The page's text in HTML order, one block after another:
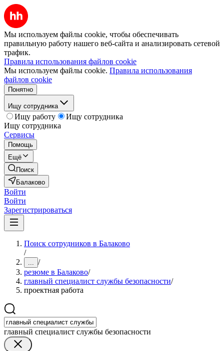
Мы используем файлы cookie, чтобы обеспечивать
правильную работу нашего веб-сайта и анализировать сетевой
трафик.
Правила использования файлов cookie
Мы используем файлы cookie. Правила использования
файлов cookie
Понятно
Ищу сотрудника
Ищу работу
Ищу сотрудника
Ищу сотрудника
Сервисы
Помощь
Ещё
Поиск
Балаково
Войти
Войти
Зарегистрироваться
Поиск сотрудников в Балаково
/
... /
резюме в Балаково/
главный специалист службы безопасности/
проектная работа
главный специалист службы безопасности